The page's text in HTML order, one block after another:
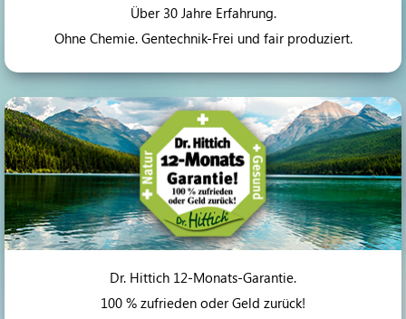
Über 30 Jahre Erfahrung.
Ohne Chemie. Gentechnik-Frei und fair produziert.
Dr. Hittich 12-Monats-Garantie.
100 % zufrieden oder Geld zurück!